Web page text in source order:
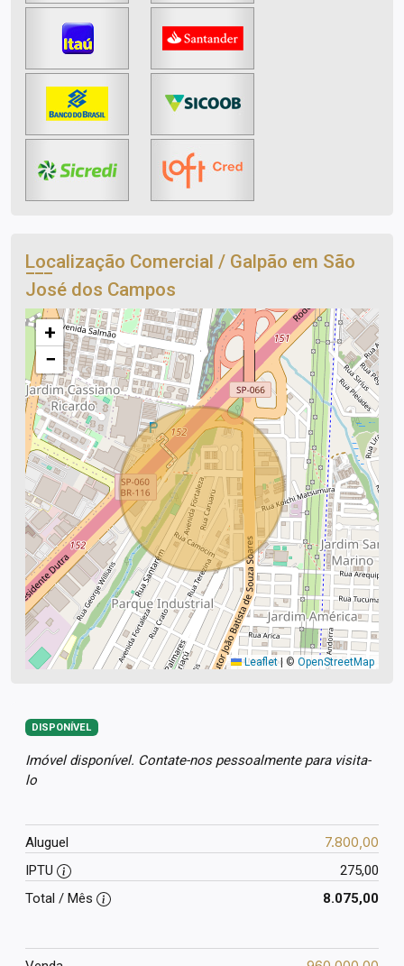
Localização Comercial / Galpão em São
José dos Campos
+
−
Leaflet | © OpenStreetMap
DISPONÍVEL
Imóvel disponível. Contate-nos pessoalmente para visita-
lo
Aluguel 7.800,00
IPTU
275,00
Total / Mês
8.075,00